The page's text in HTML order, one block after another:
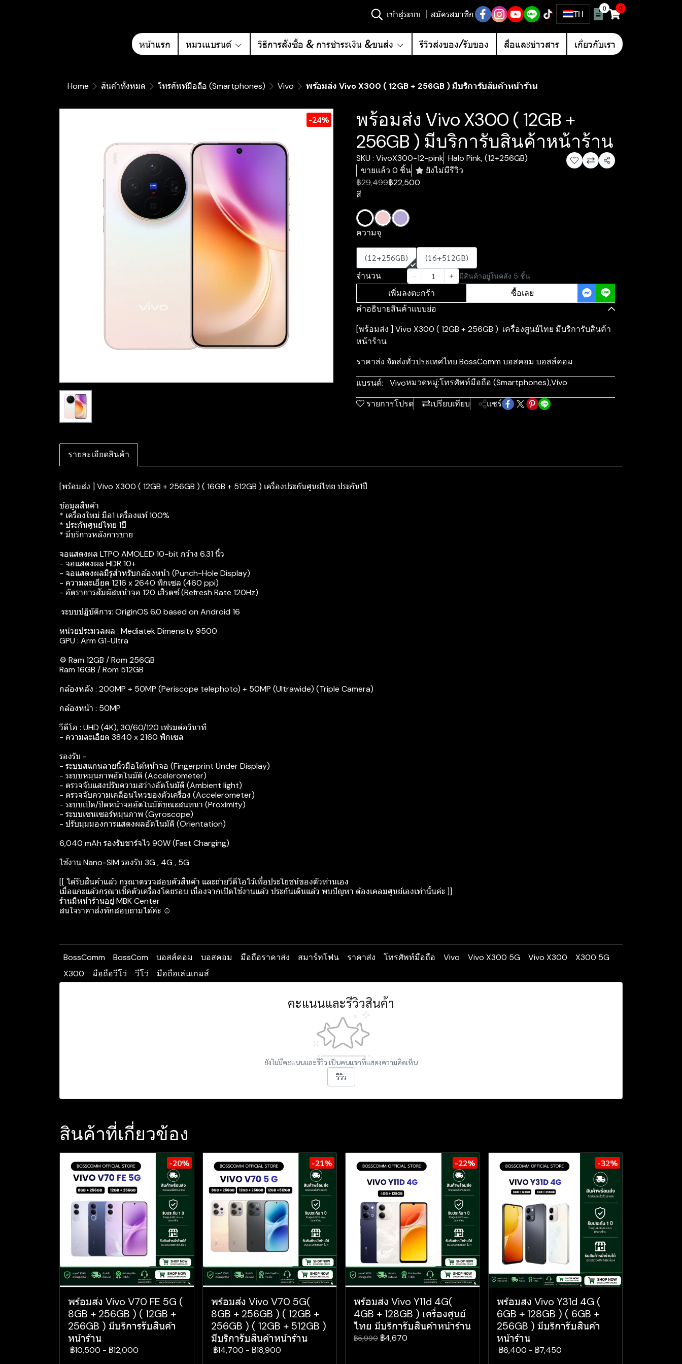
เข้าสู่ระบบ สมัครสมาชิก TH
0 0
หน้าแรก หมวเแบรนด์ วิธีการสั่งซื้อ & การชำระเงิน &ขนส่ง รีวิวส่งของ/รับของ สื่อและข่าวสาร เกี่ยวกับเรา
Home สินค้าทั้งหมด โทรศัพท์มือถือ (Smartphones) Vivo พร้อมส่ง Vivo X300 ( 12GB + 256GB ) มีบริการับสินค้าหน้าร้าน
-24%
พร้อมส่ง Vivo X300 ( 12GB +
256GB ) มีบริการับสินค้าหน้าร้าน
SKU : VivoX300-12-pink Halo Pink, (12+256GB)
ขายแล้ว 0 ชิ้น
ยังไม่มีรีวิว
แชร์
฿29,499฿22,500
สี
ความจุ
(12+256GB)
(16+512GB)
จำนวน
มีสินค้าอยู่ในคลัง 5 ชิ้น
เพิ่มลงตะกร้า ซื้อเลย
คำอธิบายสินค้าแบบย่อ
[พร้อมส่ง ] Vivo X300 ( 12GB + 256GB ) เครื่องศูนย์ไทย มีบริการับสินค้า
หน้าร้าน
ราคาส่ง จัดส่งทั่วประเทศไทย BossComm บอสคอม บอสส์คอม
แบรนด์:
Vivoหมวดหมู่:โทรศัพท์มือถือ (Smartphones),Vivo
รายการโปรด
เปรียบเทียบ แชร์
รายละเอียดสินค้า
[พร้อมส่ง ] Vivo X300 ( 12GB + 256GB ) ( 16GB + 512GB ) เครื่องประกันศูนย์ไทย ประกัน1ปี
ข้อมูลสินค้า
* เครื่องใหม่ มือ1 เครื่องแท้ 100%
* ประกันศูนย์ไทย 1ปี
* มีบริการหลังการขาย
จอแสดงผล LTPO AMOLED 10-bit กว้าง 6.31 นิ้ว
- จอแสดงผล HDR 10+
- จอแสดงผลมีรูสำหรับกล้องหน้า (Punch-Hole Display)
- ความละเอียด 1216 x 2640 พิกเซล (460 ppi)
- อัตราการสัมผัสหน้าจอ 120 เฮิรตซ์ (Refresh Rate 120Hz)
‍ ระบบปฏิบัติการ: OriginOS 6.0 based on Android 16
หน่วยประมวลผล : Mediatek Dimensity 9500
GPU : Arm G1-Ultra
⚙️ Ram 12GB / Rom 256GB
Ram 16GB / Rom 512GB
กล้องหลัง : 200MP + 50MP (Periscope telephoto) + 50MP (Ultrawide) (Triple Camera)
กล้องหน้า : 50MP
วีดีโอ : UHD (4K), 30/60/120 เฟรมต่อวินาที
- ความละเอียด 3840 x 2160 พิกเซล
รองรับ -
- ระบบสแกนลายนิ้วมือใต้หน้าจอ (Fingerprint Under Display)
- ระบบหมุนภาพอัตโนมัติ (Accelerometer)
- ตรวจจับแสงปรับความสว่างอัตโนมัติ (Ambient light)
- ตรวจจับความเคลื่อนไหวของตัวเครื่อง (Accelerometer)
- ระบบเปิด/ปิดหน้าจออัตโนมัติขณะสนทนา (Proximity)
- ระบบเซนเซอร์หมุนภาพ (Gyroscope)
- ปรับมุมมองการแสดงผลอัตโนมัติ (Orientation)
6,040 mAh รองรับชาร์จไว 90W (Fast Charging)
ใช้งาน Nano-SIM รองรับ 3G , 4G , 5G
[[ ได้รับสินค้าแล้ว กรุณาตรวจสอบตัวสินค้า และถ่ายวีดีโอไว้เพื่อประโยชน์ของตัวท่านเอง
เมื่อแกะแล้วกรุณาเช็คตัวเครื่องโดยรอบ เนื่องจากเปิดใช้งานแล้ว ประกันเดินแล้ว พบปัญหา ต้องเคลมศูนย์เองเท่านั้นค่ะ ]]
ร้านมีหน้าร้านอยู่ MBK Center
สนใจราคาส่งทักสอบถามได้ค่ะ ☺️
BossComm BossCom บอสส์คอม บอสคอม มือถือราคาส่ง สมาร์ทโฟน ราคาส่ง โทรศัพท์มือถือ Vivo Vivo X300 5G Vivo X300
X300 5G
X300
มือถือวีโว่ วีโว่ มือถือเล่นเกมส์
คะแนนและรีวิวสินค้า
ยังไม่มีคะแนนและรีวิว เป็นคนแรกที่แสดงความคิดเห็น
รีวิว
สินค้าที่เกี่ยวข้อง
-20%
พร้อมส่ง Vivo V70 FE 5G (
8GB + 256GB ) ( 12GB +
256GB ) มีบริการรับสินค้า
หน้าร้าน
฿10,500 - ฿12,000
-21%
พร้อมส่ง Vivo V70 5G(
8GB + 256GB ) ( 12GB +
256GB ) ( 12GB + 512GB )
มีบริการับสินค้าหน้าร้าน
฿14,700 - ฿18,900
-22%
พร้อมส่ง Vivo Y11d 4G(
4GB + 128GB ) เครื่องศูนย์
ไทย มีบริการับสินค้าหน้าร้าน
฿5,990 ฿4,670
-32%
พร้อมส่ง Vivo Y31d 4G (
6GB + 128GB ) ( 6GB +
256GB ) มีบริการับสินค้า
หน้าร้าน
฿6,400 - ฿7,450